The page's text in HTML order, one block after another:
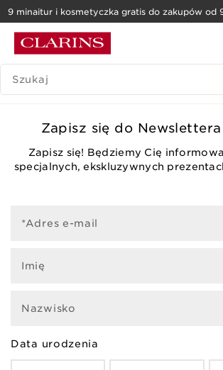
PRZEJDŹ DO TREŚCI
9 minaitur i kosmetyczka gratis do zakupów od
HISTORIA WYSZUKIWANIA
Zapisz się do
Zapisz się! Będziemy Cię
specjalnych, ekskluzywnych
*Adres e-mail
Imię
Nazwisko
Data urodzenia